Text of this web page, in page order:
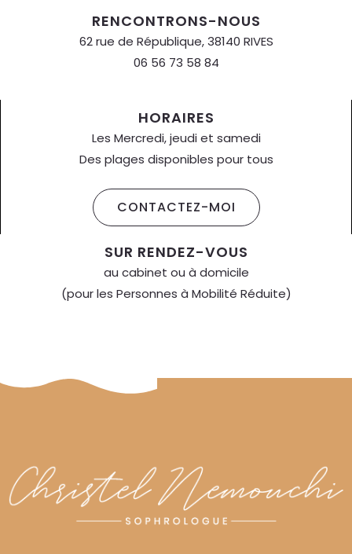
RENCONTRONS-NOUS
62 rue de République, 38140 RIVES
06 56 73 58 84
HORAIRES
Les Mercredi, jeudi et samedi
Des plages disponibles pour tous
CONTACTEZ-MOI
SUR RENDEZ-VOUS
au cabinet ou à domicile
(pour les Personnes à Mobilité Réduite)